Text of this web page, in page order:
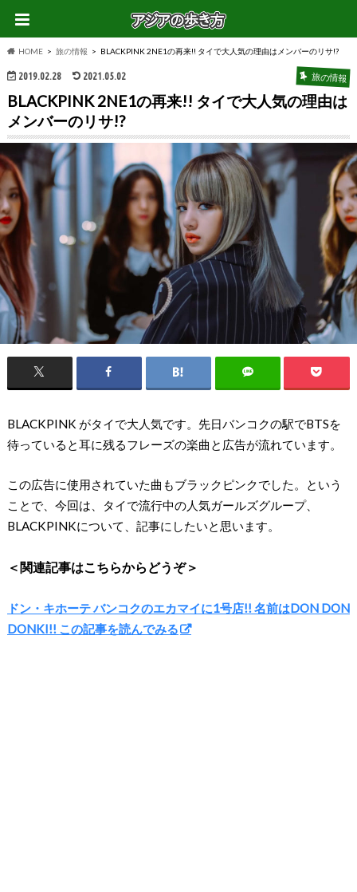
HOME 旅の情報 BLACKPINK 2NE1の再来!! タイで大人気の理由はメンバーのリサ!?
2019.02.28 2021.05.02 旅の情報
BLACKPINK 2NE1の再来!! タイで大人気の理由は
メンバーのリサ!?
BLACKPINK がタイで大人気です。先日バンコクの駅でBTSを
待っていると耳に残るフレーズの楽曲と広告が流れています。
この広告に使用されていた曲もブラックピンクでした。という
ことで、今回は、タイで流行中の人気ガールズグループ、
BLACKPINKについて、記事にしたいと思います。
＜関連記事はこちらからどうぞ＞
ドン・キホーテ バンコクのエカマイに1号店!! 名前はDON DON
DONKI!! この記事を読んでみる